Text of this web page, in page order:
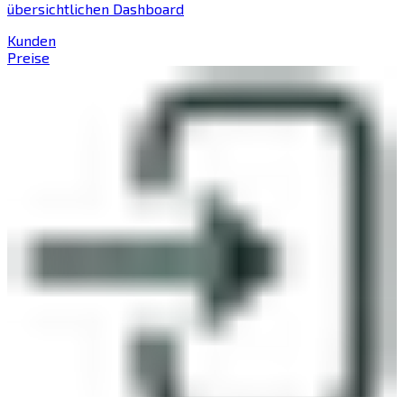
übersichtlichen Dashboard
Kunden
Preise